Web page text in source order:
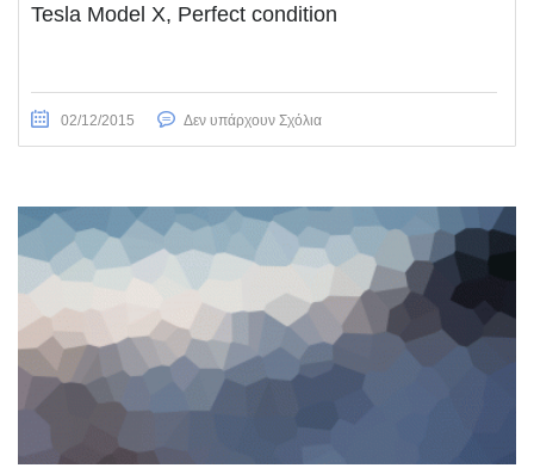
Tesla Model X, Perfect condition
02/12/2015 Δεν υπάρχουν Σχόλια